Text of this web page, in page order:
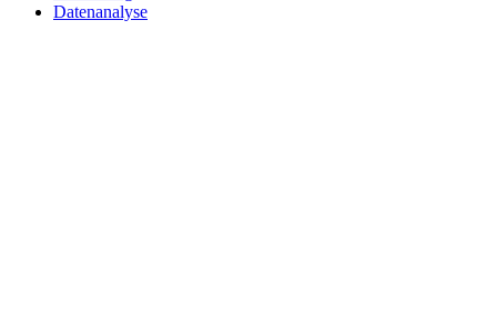
Datenanalyse